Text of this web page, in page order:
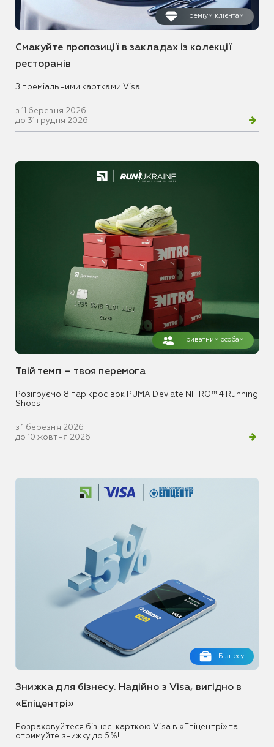
Преміум клієнтам
Смакуйте пропозиції в закладах із колекції
ресторанів
З преміальними картками Visa
з 11 березня 2026
до 31 грудня 2026
Приватним особам
Твій темп – твоя перемога
Розігруємо 8 пар кросівок PUMA Deviate NITRO™ 4 Running
Shoes
з 1 березня 2026
до 10 жовтня 2026
Бізнесу
Знижка для бізнесу. Надійно з Visa, вигідно в
«Епіцентрі»
Розраховуйтеся бізнес-карткою Visa в «Епіцентрі» та
отримуйте знижку до 5%!